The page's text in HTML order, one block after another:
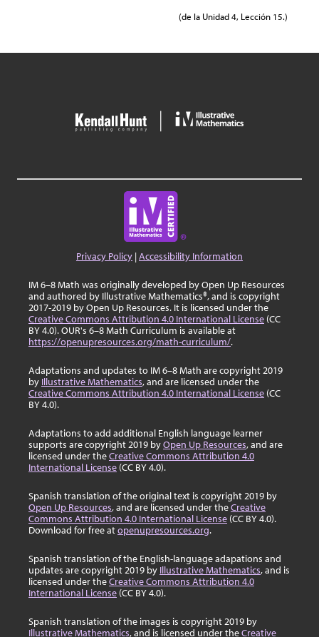
(de la Unidad 4, Lección 15.)
Privacy Policy |Accessibility Information
IM 6–8 Math was originally developed by Open Up Resources
and authored by Illustrative Mathematics®, and is copyright
2017-2019 by Open Up Resources. It is licensed under the
Creative Commons Attribution 4.0 International License (CC
BY 4.0). OUR's 6–8 Math Curriculum is available at
https://openupresources.org/math-curriculum/.
Adaptations and updates to IM 6–8 Math are copyright 2019
by Illustrative Mathematics, and are licensed under the
Creative Commons Attribution 4.0 International License (CC
BY 4.0).
Adaptations to add additional English language learner
supports are copyright 2019 byOpen Up Resources, and are
licensed under theCreative Commons Attribution 4.0
International License (CC BY 4.0).
Spanish translation of the original text is copyright 2019 by
Open Up Resources, and are licensed under theCreative
Commons Attribution 4.0 International License (CC BY 4.0).
Download for free atopenupresources.org.
Spanish translation of the English-language adapations and
updates are copyright 2019 by Illustrative Mathematics, and is
licensed under theCreative Commons Attribution 4.0
International License (CC BY 4.0).
Spanish translation of the images is copyright 2019 by
Illustrative Mathematics, and is licensed under theCreative